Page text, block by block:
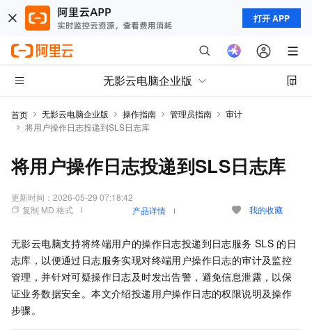
打开 APP
无影云电脑企业版
首页 无影云电脑企业版 操作指南 管理员指南
审计
将用户操作日志投递到SLS日志库
将用户操作日志投递到SLS日志库
更新时间： 2026-05-29 07:18:42
复制 MD 格式
产品详情 我的收藏
无影云电脑支持将终端用户的操作日志投递到日志服务 SLS 的日
志库，以便通过日志服务实现对终端用户操作日志的审计及监控
管理，并针对可疑操作日志及时发出告警，避免信息泄露，以保
证业务数据安全。本文介绍投递用户操作日志的权限说明及操作
步骤。